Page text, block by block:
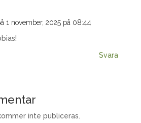
1 november, 2025 på 08:44
Svara
inte publiceras.